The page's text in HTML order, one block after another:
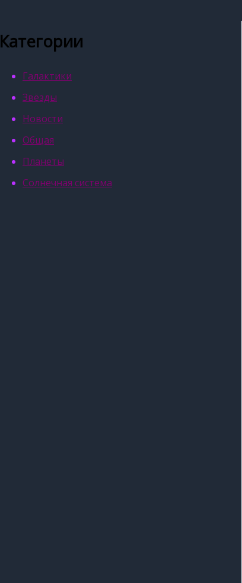
Категории
Галактики
Звёзды
Новости
Общая
Планеты
Солнечная система